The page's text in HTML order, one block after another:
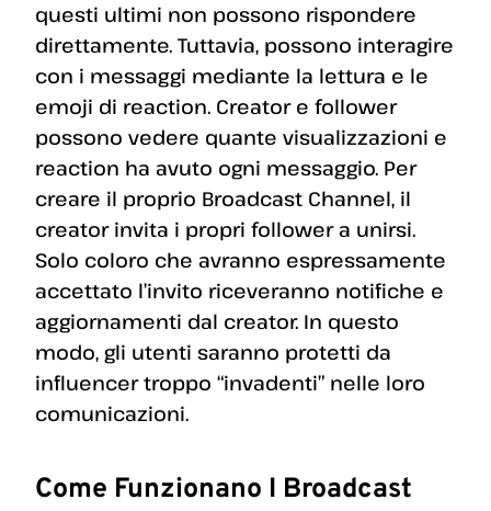
questi ultimi non possono rispondere
direttamente. Tuttavia, possono interagire
con i messaggi mediante la lettura e le
emoji di reaction. Creator e follower
possono vedere quante visualizzazioni e
reaction ha avuto ogni messaggio. Per
creare il proprio Broadcast Channel, il
creator invita i propri follower a unirsi.
Solo coloro che avranno espressamente
accettato l’invito riceveranno notifiche e
aggiornamenti dal creator. In questo
modo, gli utenti saranno protetti da
influencer troppo “invadenti” nelle loro
comunicazioni.
Come Funzionano I Broadcast